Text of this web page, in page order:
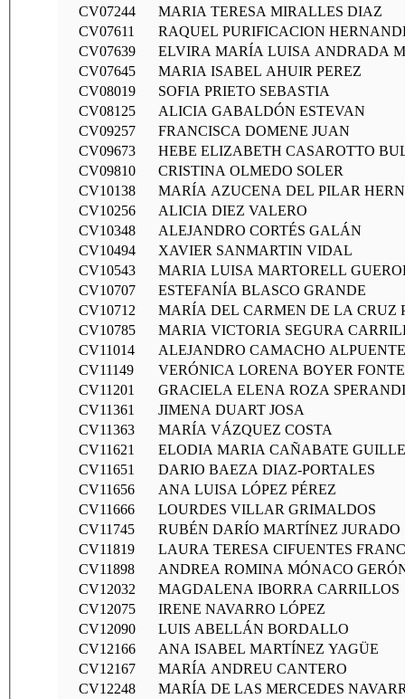
CV07244
MARIA TERESA MIRALLES DIAZ
CV07611
RAQUEL PURIFICACION
CV07639
ELVIRA MARÍA LUISA ANDRADA
CV07645
MARIA ISABEL AHUIR PEREZ
CV08019
SOFIA PRIETO SEBASTIA
CV08125
ALICIA GABALDÓN ESTEVAN
CV09257
FRANCISCA DOMENE JUAN
CV09673
HEBE ELIZABETH CASAROTTO
CV09810
CRISTINA OLMEDO SOLER
CV10138
MARÍA AZUCENA DEL PILAR
CV10256
ALICIA DIEZ VALERO
CV10348
ALEJANDRO CORTÉS GALÁN
CV10494
XAVIER SANMARTIN VIDAL
CV10543
MARIA LUISA MARTORELL
CV10707
ESTEFANÍA BLASCO GRANDE
CV10712
MARÍA DEL CARMEN DE LA CRUZ
CV10785
MARIA VICTORIA SEGURA
CV11014
ALEJANDRO CAMACHO ALPUENTE
CV11149
VERÓNICA LORENA BOYER
CV11201
GRACIELA ELENA ROZA
CV11361
JIMENA DUART JOSA
CV11363
MARÍA VÁZQUEZ COSTA
CV11621
ELODIA MARIA CAÑABATE
CV11651
DARIO BAEZA DIAZ-PORTALES
CV11656
ANA LUISA LÓPEZ PÉREZ
CV11666
LOURDES VILLAR GRIMALDOS
CV11745
RUBÉN DARÍO MARTÍNEZ JURADO
CV11819
LAURA TERESA CIFUENTES
CV11898
ANDREA ROMINA MÓNACO
CV12032
MAGDALENA IBORRA CARRILLOS
CV12075
IRENE NAVARRO LÓPEZ
CV12090
LUIS ABELLÁN BORDALLO
CV12166
ANA ISABEL MARTÍNEZ YAGÜE
CV12167
MARÍA ANDREU CANTERO
CV12248
MARÍA DE LAS MERCEDES